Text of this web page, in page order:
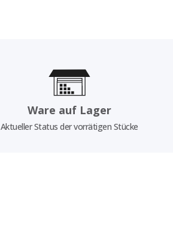
Ware auf Lager
Aktueller Status der vorrätigen Stücke